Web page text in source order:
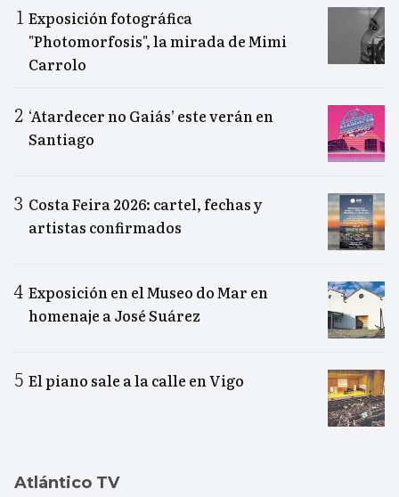
Exposición fotográfica
"Photomorfosis", la mirada de Mimi
Carrolo
‘Atardecer no Gaiás’ este verán en
Santiago
Costa Feira 2026: cartel, fechas y
artistas confirmados
Exposición en el Museo do Mar en
homenaje a José Suárez
El piano sale a la calle en Vigo
Atlántico TV